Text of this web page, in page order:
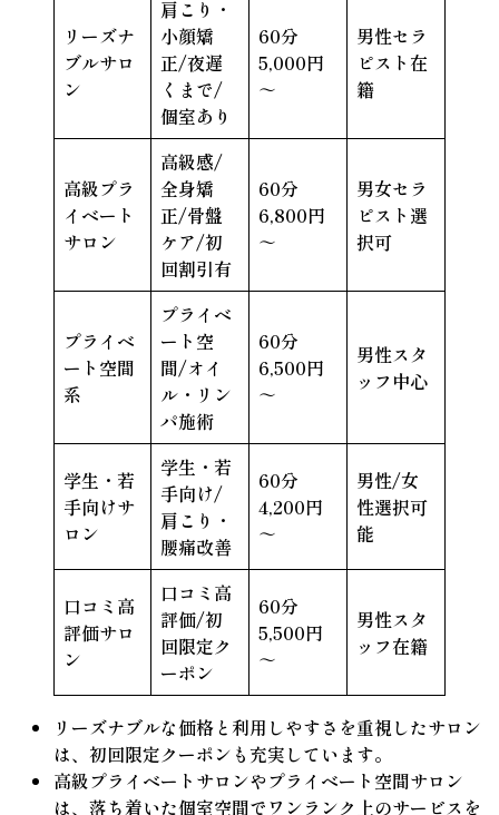
リーズナ
ブルサロ
ン
肩こり・
小顔矯
正/夜遅
くまで/
個室あり
60分
5,000円
～
男性セラ
ピスト在
籍
高級プラ
イベート
サロン
高級感/
全身矯
正/骨盤
ケア/初
回割引有
60分
6,800円
～
男女セラ
ピスト選
択可
プライベ
ート空間
系
プライベ
ート空
間/オイ
ル・リン
パ施術
60分
6,500円
～
男性スタ
ッフ中心
学生・若
手向けサ
ロン
学生・若
手向け/
肩こり・
腰痛改善
60分
4,200円
～
男性/女
性選択可
能
口コミ高
評価サロ
ン
口コミ高
評価/初
回限定ク
ーポン
60分
5,500円
～
男性スタ
ッフ在籍
リーズナブルな価格と利用しやすさを重視したサロン
は、初回限定クーポンも充実しています。
高級プライベートサロンやプライベート空間サロン
は、落ち着いた個室空間でワンランク上のサービスを